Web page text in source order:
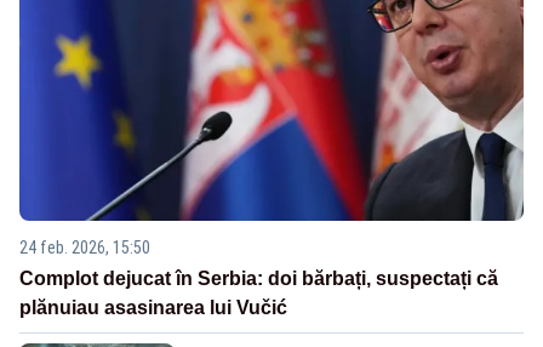
24 feb. 2026, 15:50
Complot dejucat în Serbia: doi bărbați, suspectați că
plănuiau asasinarea lui Vučić